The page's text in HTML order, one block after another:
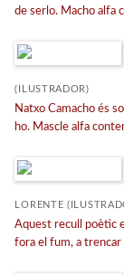
de serlo. Macho alfa
(ILUSTRADOR)
Natxo Camacho és
ho. Mascle alfa
LORENTE
Aquest recull poètic
fora el fum, a trencar